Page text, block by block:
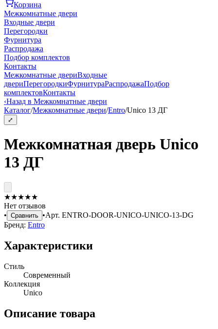
Корзина
Межкомнатные двери
Входные двери
Перегородки
Фурнитура
Распродажа
Подбор комплектов
Контакты
Межкомнатные двериВходные
двериПерегородкиФурнитураРаспродажаПодбор
комплектовКонтакты
‹Назад в Межкомнатные двери
Каталог/Межкомнатные двери/Entro/Unico 13 ДГ
⤢
Межкомнатная дверь Unico
13 ДГ
★★★★★
Нет отзывов
• Сравнить •Арт. ENTRO-DOOR-UNICO-UNICO-13-DG
Бренд: Entro
Характеристики
Стиль
Современный
Коллекция
Unico
Описание товара